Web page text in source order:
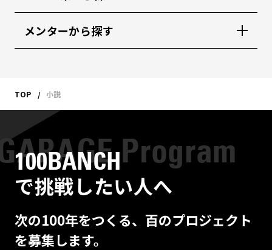
メンターから探す
TOP 小説
100BANCH
で挑戦したい人へ
次の100年をつくる、百のプロジェクト
を募集します。